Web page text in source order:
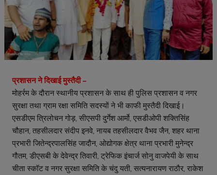
प्रशासन ने दिखाई मुस्तैदी –
मोहर्रम के दौरान स्थानीय प्रशासन के साथ ही पुलिस प्रशासन व नगर
सुरक्षा तथा ग्राम रक्षा समिति सदस्यों ने भी काफी मुस्तैदी दिखाई।
एसडीएम त्रिलोचन गोड़, सीएसपी दुर्गेश आर्मो, एसडीओपी शक्तिसिंह
चौहान, तहसीलदार संदीप इनवे, नायब तहसीलदार वैभव जैन, शहर थाना
प्रभारी जितेन्द्रपालसिंह जादौन, ओद्योगक क्षेत्र थाना प्रभारी मुनेन्द्र
गौतम, डीएसबी के देवेन्द्र तिवारी, ट्रेफिक इंचार्ज सोनु वाजपेयी के साथ
चीता स्कॉट व नगर सुरक्षा समिति के चंदु यती, सत्यनारायण राठौर, राकेश